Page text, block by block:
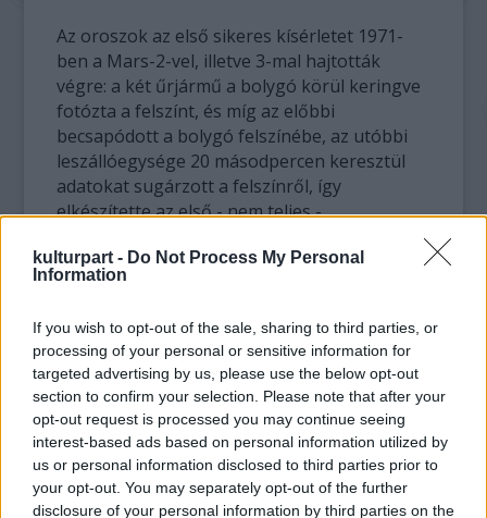
kulturpart - Do Not Process My Personal
Information
If you wish to opt-out of the sale, sharing to third parties, or
processing of your personal or sensitive information for
targeted advertising by us, please use the below opt-out
section to confirm your selection. Please note that after your
opt-out request is processed you may continue seeing
interest-based ads based on personal information utilized by
us or personal information disclosed to third parties prior to
your opt-out. You may separately opt-out of the further
disclosure of your personal information by third parties on the
Az oroszok az első sikeres kísérletet 1971-
ben a Mars-2-vel, illetve 3-mal hajtották
végre: a két űrjármű a bolygó körül keringve
fotózta a felszínt, és míg az előbbi
becsapódott a bolygó felszínébe, az utóbbi
leszállóegysége 20 másodpercen keresztül
adatokat sugárzott a felszínről, így
elkészítette az első - nem teljes -
fényképeket a Vörös Bolygó felszínéről ezt
megelőzőleg egy amerikai űrszonda, a
9800 kilométerre repült el a Mars mellett, és
az akkor készült első, 21 fekete-fehér
közelképből kiderült, hogy a felszín
kráterekkel szabdalt, nincsenek Mars-
csatornák a bolygón, és nem létezik
semmilyen rivális civilizáció. Légköre főleg
szén-dioxidból áll, és a felszíni légnyomás a
földinek csak századrésze.